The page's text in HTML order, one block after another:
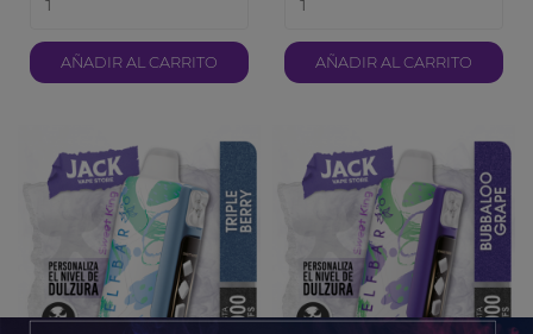
AÑADIR AL CARRITO AÑADIR AL CARRITO